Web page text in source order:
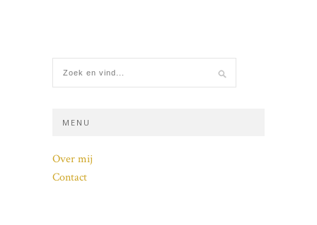
MENU
Over mij
Contact